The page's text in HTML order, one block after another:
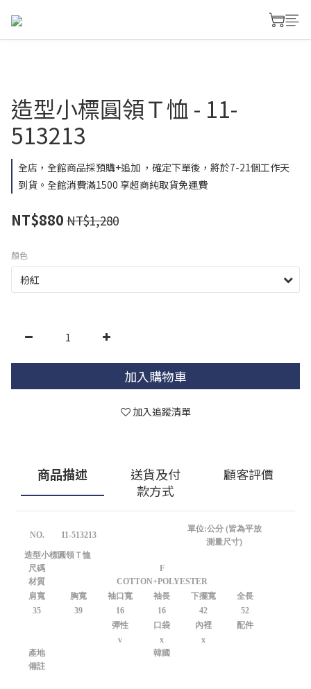
造型小標圓領Ｔ恤 - 11-
513213
全店，全館商品採預購+追加 ，確定下單後，將於7-21個工作天
到貨。全館消費滿1500 享超商純取貨免運費
NT$880 NT$1,280
顏色
加入購物車
加入追蹤清單
商品描述
送貨及付
款方式
顧客評價
NO. 11-513213
單位:公分 (皆為平放
測量尺寸)
造型小標圓領Ｔ恤
尺碼
F
材質
COTTON+POLYESTER
肩寬
胸寬 袖口寬 袖長 下擺寬
全長
35
39 16 16 42
52
彈性
口袋 內裡
配件
v
x
x
產地
韓國
備註